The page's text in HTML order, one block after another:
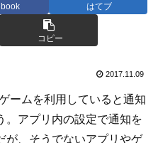
はてブ
コピー
2017.11.09
ームを利用していると通知
。アプリ内の設定で通知を
が、そうでないアプリやゲ